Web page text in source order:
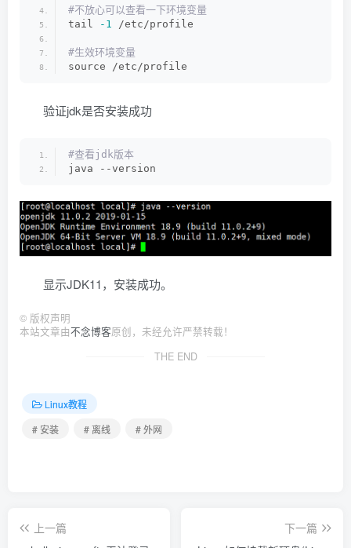
#不放心可以查看一下环境变量
tail
-1 /etc/profile
#生效环境变量
source /etc/profile
验证jdk是否安装成功
#查看jdk版本
java --version
显示JDK11，安装成功。
© 版权声明
本站文章由不念博客原创，未经允许严禁转载！
THE END
Linux教程
# 安装
# 离线 # 外网
上一篇
下一篇